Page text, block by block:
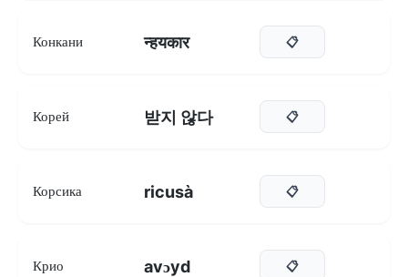
Конкани न्हयकार 📋
Корей 받지 않다 📋
Корсика ricusà 📋
Крио avɔyd 📋